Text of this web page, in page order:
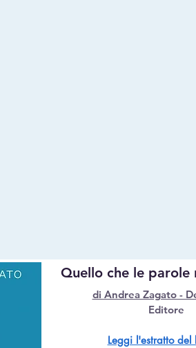
Quello che le parole
di Andrea Zagato -
Editore
Leggi l'estratto del